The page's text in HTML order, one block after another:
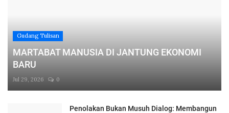
Gudang Tulisan
MARTABAT MANUSIA DI JANTUNG EKONOMI
BARU
Jul 29, 2026 0
Penolakan Bukan Musuh Dialog: Membangun